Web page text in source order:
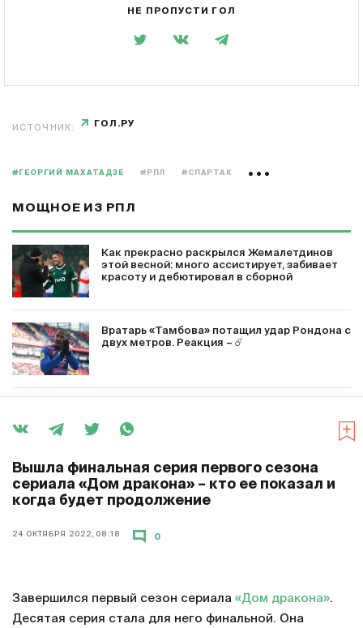
НЕ ПРОПУСТИ ГОЛ
ИСТОЧНИК: ГОЛ.РУ
#ГЕОРГИЙ МАХАТАДЗЕ #РПЛ #СПАРТАК
МОЩНОЕ ИЗ РПЛ
Как прекрасно раскрылся Жемалетдинов
этой весной: много ассистирует, забивает
красоту и дебютировал в сборной
Вратарь «Тамбова» потащил удар Рондона с
двух метров. Реакция – ☄️
Вышла финальная серия первого сезона
сериала «Дом дракона» – кто ее показал и
когда будет продолжение
24 ОКТЯБРЯ 2022, 08:18 0
Завершился первый сезон сериала «Дом дракона».
Десятая серия стала для него финальной. Она